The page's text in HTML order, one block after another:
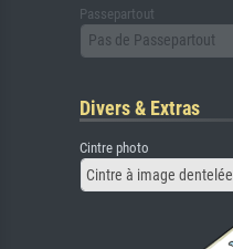
Passepartout
Pas de Passepartout
Divers & Extras
Cintre photo
Cintre à image dentelée